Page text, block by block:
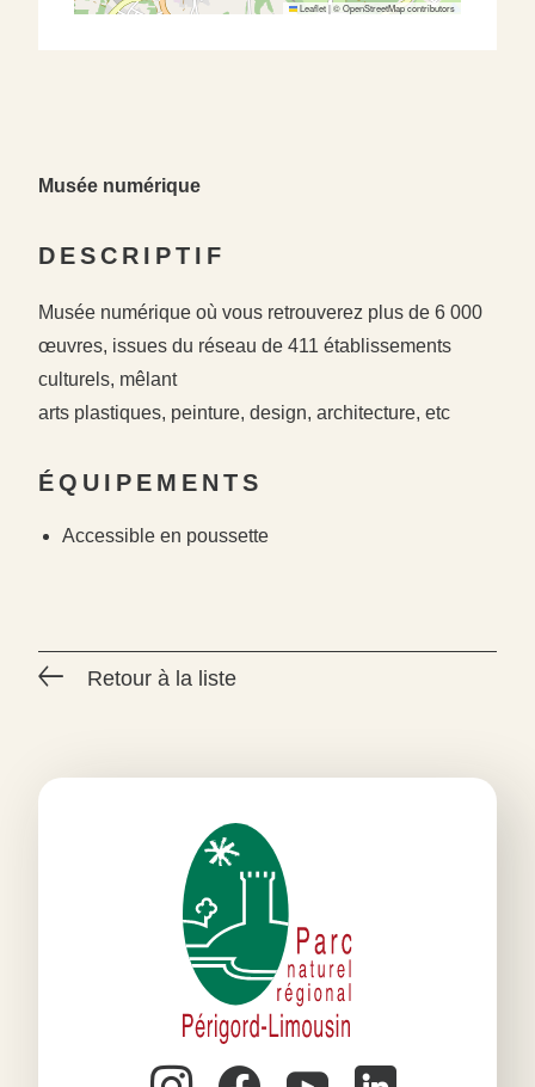
Musée numérique
DESCRIPTIF
Musée numérique où vous retrouverez plus de 6 000
œuvres, issues du réseau de 411 établissements
culturels, mêlant
arts plastiques, peinture, design, architecture, etc
ÉQUIPEMENTS
Accessible en poussette
Retour à la liste
Leaflet|©OpenStreetMapcontributors
#